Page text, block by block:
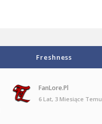
Freshness
FanLore.pl
6 Lat, 3 Miesiące Temu